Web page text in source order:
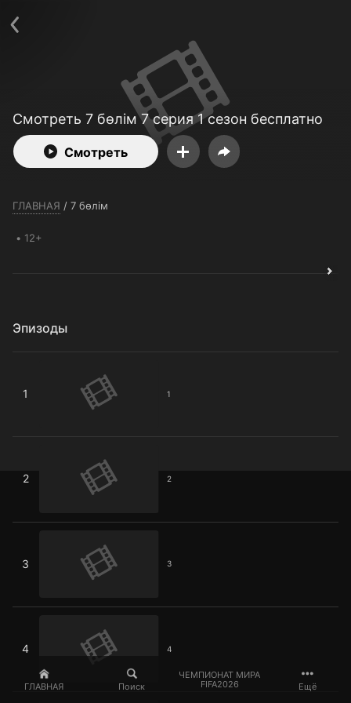
ГЛАВНАЯ Поиск
ЧЕМПИОНАТ МИРА
FIFA2026
Ещё
Смотреть 7 бөлім 7 серия 1 сезон бесплатно
Смотреть
ГЛАВНАЯ / 7 бөлім
12+
Эпизоды
1 1
2 2
3 3
4 4
Политика конфиденциальности
Открыть приложение